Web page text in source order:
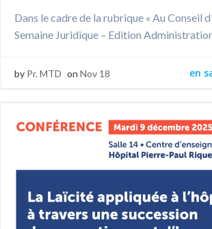
Dans le cadre de la rubrique « Au Conseil
Semaine Juridique – Edition
by Pr. MTD on Nov 18 en